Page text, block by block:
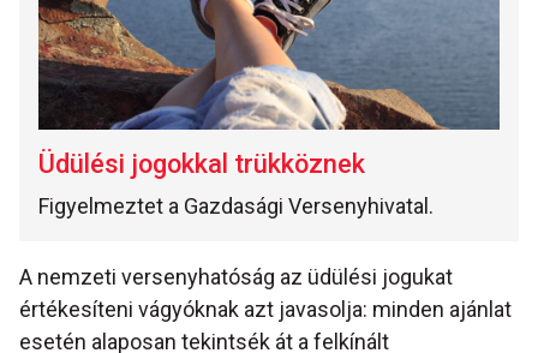
Üdülési jogokkal trükköznek
Figyelmeztet a Gazdasági Versenyhivatal.
A nemzeti versenyhatóság az üdülési jogukat
értékesíteni vágyóknak azt javasolja: minden ajánlat
esetén alaposan tekintsék át a felkínált